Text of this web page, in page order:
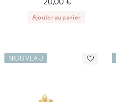
Ajouter au panier
NOUVEAU